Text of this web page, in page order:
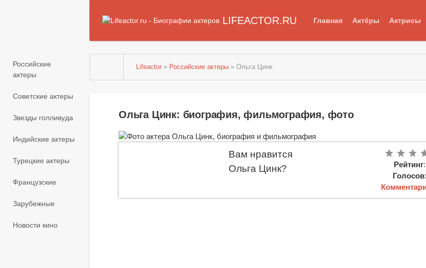
LIFEACTOR.RU Главная Актёры Актрисы
Российские
актеры
Советские актеры
Звезды голливуда
Индийские актеры
Турецкие актеры
Французские
Зарубежные
Новости кино
Lifeactor » Российские актеры » Ольга Цинк
Ольга Цинк: биография, фильмография, фото
Вам нравится
Ольга Цинк?
Рейтинг
Голосов